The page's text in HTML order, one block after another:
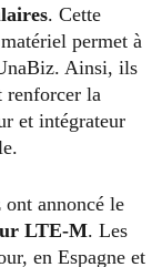
. Cette
permet à
Ainsi, ils
renforcer la
et intégrateur
annoncé le
LTE-M. Les
en Espagne et